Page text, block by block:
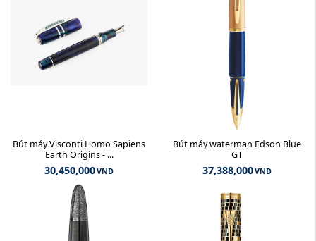
Bút máy Visconti Homo Sapiens
Earth Origins - ...
30,450,000VND
Bút máy waterman Edson Blue
GT
37,388,000VND